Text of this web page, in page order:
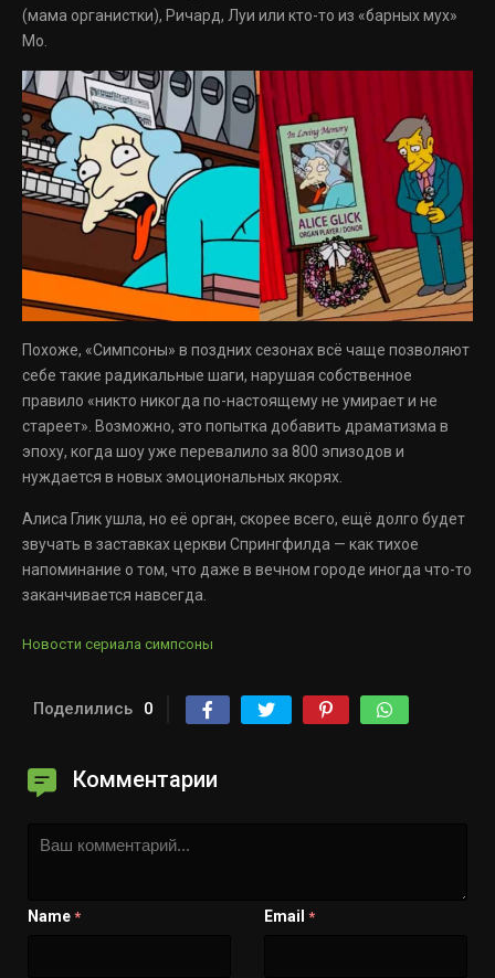
(мама органистки), Ричард, Луи или кто-то из «барных мух»
Мо.
Похоже, «Симпсоны» в поздних сезонах всё чаще позволяют
себе такие радикальные шаги, нарушая собственное
правило «никто никогда по-настоящему не умирает и не
стареет». Возможно, это попытка добавить драматизма в
эпоху, когда шоу уже перевалило за 800 эпизодов и
нуждается в новых эмоциональных якорях.
Алиса Глик ушла, но её орган, скорее всего, ещё долго будет
звучать в заставках церкви Спрингфилда — как тихое
напоминание о том, что даже в вечном городе иногда что-то
заканчивается навсегда.
Новости сериала симпсоны
Поделились 0
Комментарии
Name * Email *